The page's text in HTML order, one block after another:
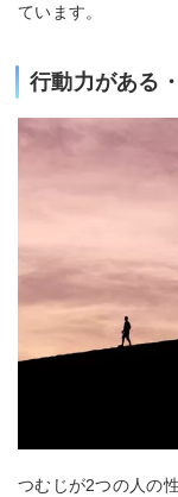
ています。
行動力がある
つむじが2つの人の